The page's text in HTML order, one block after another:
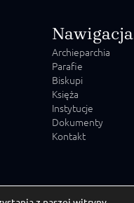
Nawigacja
Archieparchia
Parafie
Biskupi
Księża
Instytucje
Dokumenty
Kontakt